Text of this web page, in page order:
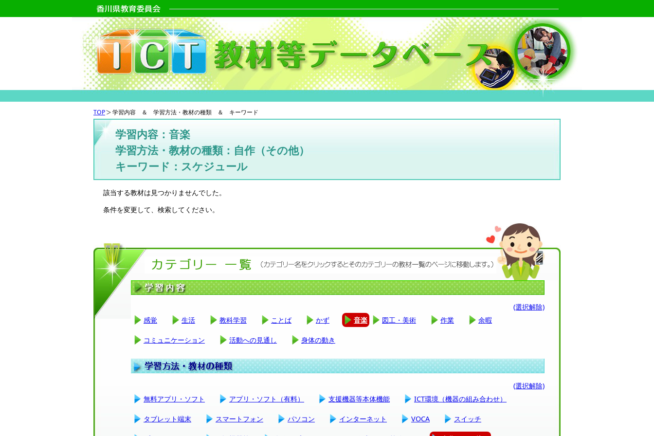
TOP 学習内容 ＆ 学習方法・教材の種類 ＆ キーワード
学習内容：音楽
学習方法・教材の種類：自作（その他）
キーワード：スケジュール
該当する教材は見つかりませんでした。
条件を変更して、検索してください。
(選択解除)
感覚
生活 教科学習 ことば かず 音楽 図工・美術 作業 余暇
コミュニケーション 活動への見通し 身体の動き
(選択解除)
無料アプリ・ソフト
アプリ・ソフト（有料） 支援機器等本体機能 ICT環境（機器の組み合わせ）
タブレット端末 スマートフォン パソコン インターネット VOCA スイッチ